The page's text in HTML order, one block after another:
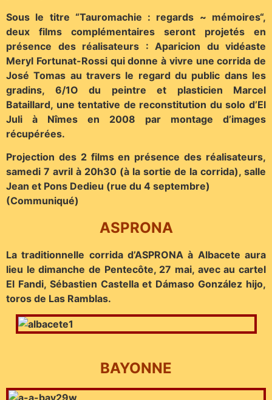
Sous le titre “Tauromachie : regards ~ mémoires“,
deux films complémentaires seront projetés en
présence des réalisateurs : Aparicion du vidéaste
Meryl Fortunat-Rossi qui donne à vivre une corrida de
José Tomas au travers le regard du public dans les
gradins, 6/1O du peintre et plasticien Marcel
Bataillard, une tentative de reconstitution du solo d’El
Juli à Nîmes en 2008 par montage d’images
récupérées.
Projection des 2 films en présence des réalisateurs,
samedi 7 avril à 20h30 (à la sortie de la corrida), salle
Jean et Pons Dedieu (rue du 4 septembre)
(Communiqué)
ASPRONA
La traditionnelle corrida d’ASPRONA à Albacete aura
lieu le dimanche de Pentecôte, 27 mai, avec au cartel
El Fandi, Sébastien Castella et Dámaso González hijo,
toros de Las Ramblas.
BAYONNE